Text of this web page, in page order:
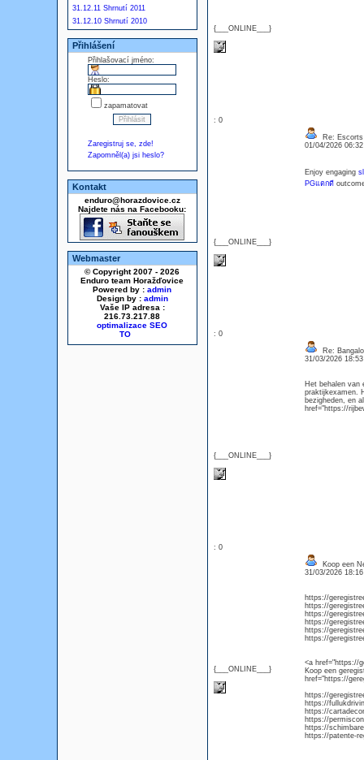
31.12.11 Shrnutí 2011
31.12.10 Shrnutí 2010
Přihlášení
Přihlašovací jméno:
Heslo:
zapamatovat
Zaregistruj se, zde!
Zapomněl(a) jsi heslo?
Kontakt
enduro@horazdovice.cz
Najdete nás na Facebooku:
Webmaster
© Copyright 2007 - 2026
Enduro team Horažďovice
Powered by : admin
Design by : admin
Vaše IP adresa :
216.73.217.88
optimalizace SEO
{___ONLINE___}
: 0
{___ONLINE___}
Re:
01/04/2026
Enjoy engaging
PGแตกดี
: 0
{___ONLINE___}
Re:
31/03/2026
Het behalen van
praktijkexamen.
bezigheden, en
href="https://
: 0
{___ONLINE___}
Koop een
31/03/2026
https://
https://
https://
https://
https://
https://
<a href="https://
Koop een
href="https://
https://
https://
https://
https://
https://
https://patente-